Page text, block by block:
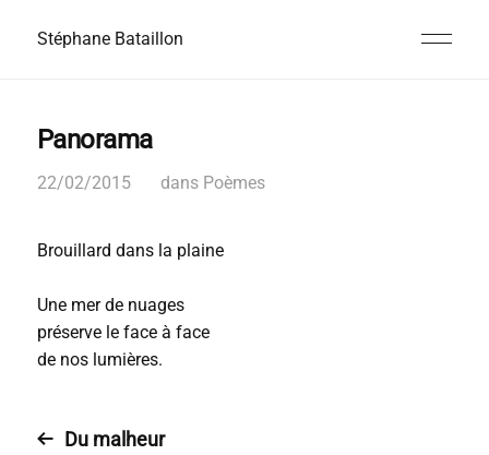
Stéphane Bataillon
Panorama
22/02/2015 dans Poèmes
Brouillard dans la plaine
Une mer de nuages
préserve le face à face
de nos lumières.
Du malheur